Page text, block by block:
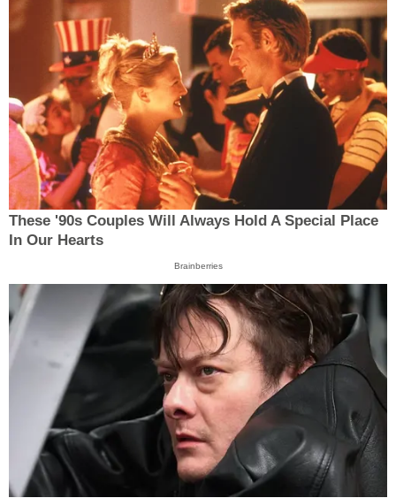
These '90s Couples Will Always Hold A Special Place
In Our Hearts
Brainberries